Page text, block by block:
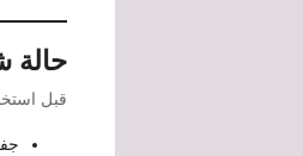
حالة
قبل